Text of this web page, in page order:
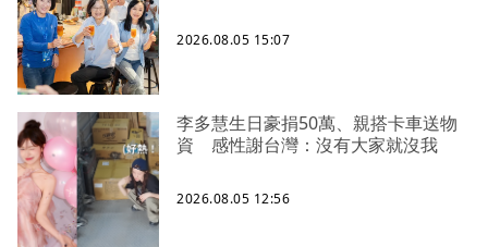
2026.08.05 15:07
李多慧生日豪捐50萬、親搭卡車送物
資 感性謝台灣：沒有大家就沒我
2026.08.05 12:56